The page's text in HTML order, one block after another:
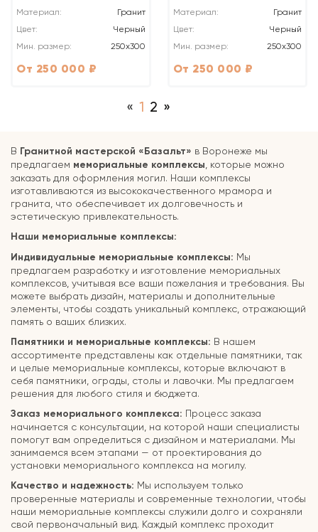
Материал:
Гранит
Цвет:
Черный
Мин. размер:
250x300
От 250 000 ₽
Материал:
Гранит
Цвет:
Черный
Мин. размер:
250x300
От 250 000 ₽
« 1 2 »
В Гранитной мастерской «Базальт» в Воронеже мы
предлагаем мемориальные комплексы, которые можно
заказать для оформления могил. Наши комплексы
изготавливаются из высококачественного мрамора и
гранита, что обеспечивает их долговечность и
эстетическую привлекательность.
Наши мемориальные комплексы:
Индивидуальные мемориальные комплексы: Мы
предлагаем разработку и изготовление мемориальных
комплексов, учитывая все ваши пожелания и требования. Вы
можете выбрать дизайн, материалы и дополнительные
элементы, чтобы создать уникальный комплекс, отражающий
память о ваших близких.
Памятники и мемориальные комплексы: В нашем
ассортименте представлены как отдельные памятники, так
и целые мемориальные комплексы, которые включают в
себя памятники, ограды, столы и лавочки. Мы предлагаем
решения для любого стиля и бюджета.
Заказ мемориального комплекса: Процесс заказа
начинается с консультации, на которой наши специалисты
помогут вам определиться с дизайном и материалами. Мы
занимаемся всем этапами — от проектирования до
установки мемориального комплекса на могилу.
Качество и надежность: Мы используем только
проверенные материалы и современные технологии, чтобы
наши мемориальные комплексы служили долго и сохраняли
свой первоначальный вид. Каждый комплекс проходит